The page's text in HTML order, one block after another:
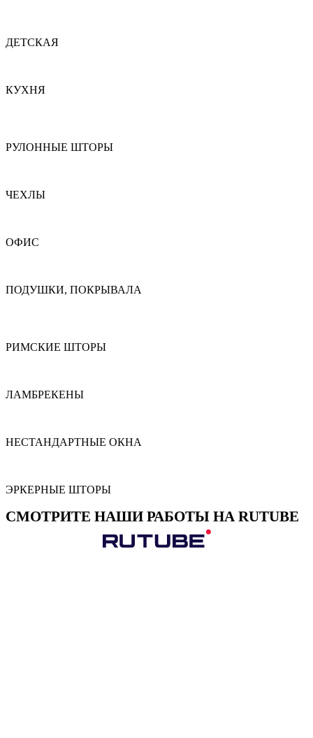
ДЕТСКАЯ
КУХНЯ
РУЛОННЫЕ ШТОРЫ
ЧЕХЛЫ
ОФИС
ПОДУШКИ, ПОКРЫВАЛА
РИМСКИЕ ШТОРЫ
ЛАМБРЕКЕНЫ
НЕСТАНДАРТНЫЕ ОКНА
ЭРКЕРНЫЕ ШТОРЫ
СМОТРИТЕ НАШИ РАБОТЫ НА RUTUBE